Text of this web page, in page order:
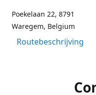
Poekelaan 22, 8791
Waregem, Belgium
Routebeschrijving